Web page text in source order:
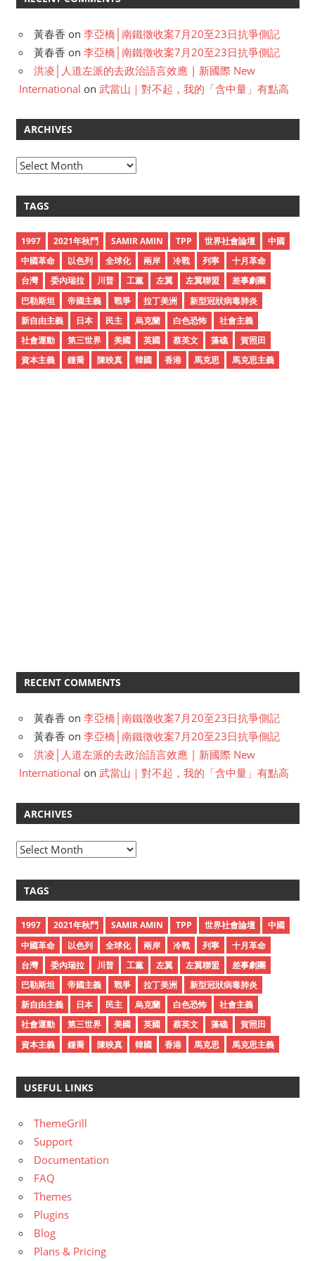
黃春香 on 李亞橋│南鐵徵收案7月20至23日抗爭側記
黃春香 on 李亞橋│南鐵徵收案7月20至23日抗爭側記
洪凌│人道左派的去政治語言效應 | 新國際 New
International on 武當山｜對不起，我的「含中量」有點高
ARCHIVES
A
h
v
e
s
TAGS
1997 2021年秋鬥 SAMIR AMIN TPP 世界社會論壇
中國
中國革命
以色列 全球化 兩岸 冷戰 列寧
十月革命
台灣
委內瑞拉 川普 工黨 左翼 左翼聯盟
差事劇團
巴勒斯坦
帝國主義 戰爭 拉丁美洲
新型冠狀病毒肺炎
新自由主義
日本 民主 烏克蘭 白色恐怖
社會主義
社會運動
第三世界 美國 英國 蔡英文 藻礁
賀照田
資本主義
鍾喬 陳映真 韓國 香港 馬克思 馬克思主義
RECENT COMMENTS
黃春香 on 李亞橋│南鐵徵收案7月20至23日抗爭側記
黃春香 on 李亞橋│南鐵徵收案7月20至23日抗爭側記
洪凌│人道左派的去政治語言效應 | 新國際 New
International on 武當山｜對不起，我的「含中量」有點高
ARCHIVES
A
h
v
e
s
TAGS
1997 2021年秋鬥 SAMIR AMIN TPP 世界社會論壇
中國
中國革命
以色列 全球化 兩岸 冷戰 列寧
十月革命
台灣
委內瑞拉 川普 工黨 左翼 左翼聯盟
差事劇團
巴勒斯坦
帝國主義 戰爭 拉丁美洲
新型冠狀病毒肺炎
新自由主義
日本 民主 烏克蘭 白色恐怖
社會主義
社會運動
第三世界 美國 英國 蔡英文 藻礁
賀照田
資本主義
鍾喬 陳映真 韓國 香港 馬克思 馬克思主義
USEFUL LINKS
ThemeGrill
Support
Documentation
FAQ
Themes
Plugins
Blog
Plans & Pricing